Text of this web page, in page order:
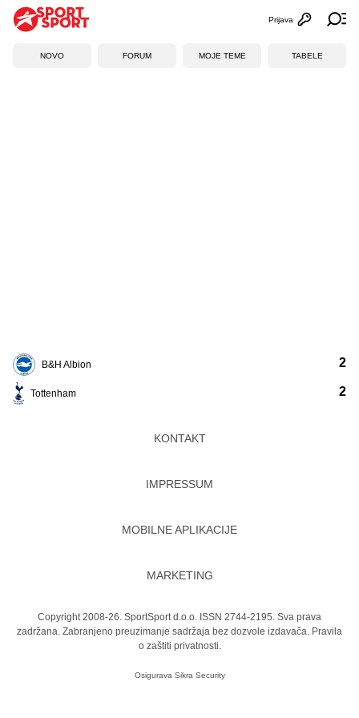
Otvori
Prijava
NOVO FORUM MOJE TEME TABELE
B&H Albion
Tottenham
2
2
KONTAKT
IMPRESSUM
MOBILNE APLIKACIJE
MARKETING
Copyright 2008-26. SportSport d.o.o. ISSN 2744-2195. Sva prava
zadržana. Zabranjeno preuzimanje sadržaja bez dozvole izdavača. Pravila
o zaštiti privatnosti.
Osigurava Sikra Security